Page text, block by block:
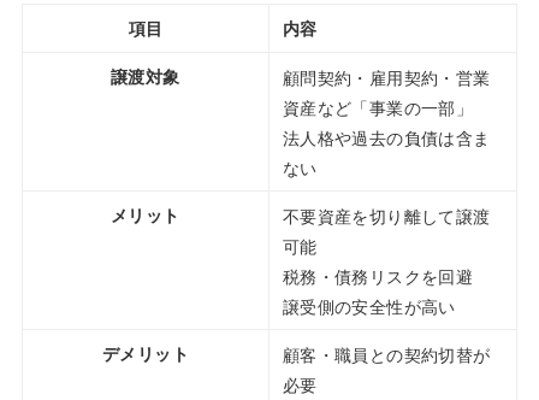
項目
内容
譲渡対象
顧問契約・雇用契約・営業
資産など「事業の一部」
法人格や過去の負債は含ま
ない
メリット
不要資産を切り離して譲渡
可能
税務・債務リスクを回避
譲受側の安全性が高い
デメリット
顧客・職員との契約切替が
必要